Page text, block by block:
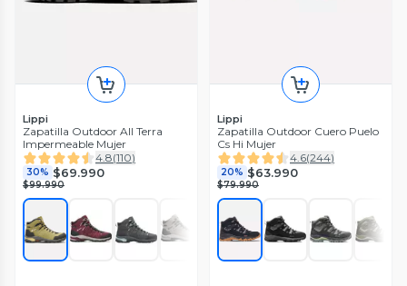
Lippi
Zapatilla Outdoor All Terra
Impermeable Mujer
4.8(110)
30% $69.990
$99.990
Lippi
Zapatilla Outdoor Cuero Puelo
Cs Hi Mujer
4.6(244)
20% $63.990
$79.990